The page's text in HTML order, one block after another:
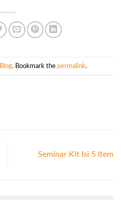
Blog. Bookmark the permalink.
Seminar Kit Isi 5 Item